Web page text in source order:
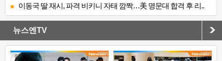
이동국 딸 재시, 파격 비키니 자태 깜짝…美 명문대 합격 후 리..
뉴스엔TV